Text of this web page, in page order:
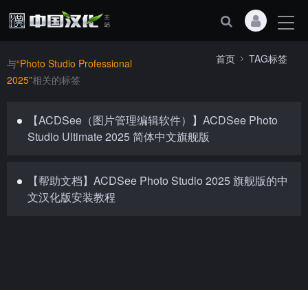
与“Photo Studio Professional
2025”相关的标签
首页 TAG标签
【ACDSee（图片管理编辑软件）】ACDSee Photo
Studio Ultimate 2025 简体中文旗舰版
【帮助文档】ACDSee Photo Studio 2025 旗舰版的中
文汉化版安装教程